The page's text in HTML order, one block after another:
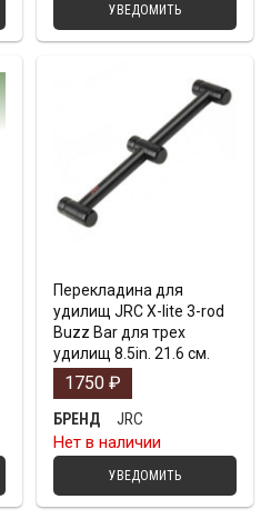
УВЕДОМИТЬ
Перекладина для
удилищ JRC X-lite 3-rod
Buzz Bar для трех
удилищ 8.5in. 21.6 см.
1750 ₽
БРЕНД
JRC
Нет в наличии
УВЕДОМИТЬ